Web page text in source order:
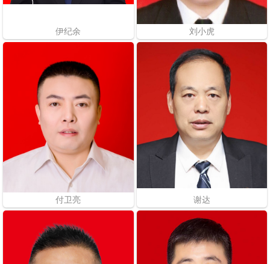
伊纪余 刘小虎
付卫亮 谢达